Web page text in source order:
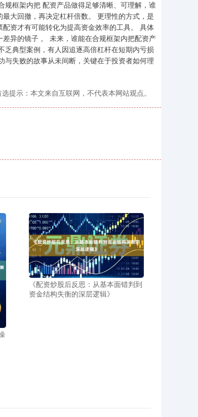
框架内把 配资产品做得足够清晰、可理解，谁
大回撤，再决定杠杆倍数。 更理性的方式，是
资才有可能转化为提高资金效率的工具。 具体
异的镜子 。 未来，谁能在合规框架内把配资产
典型案例，有人因追逐高倍杠杆在短期内亏损
失败的故事从未间断，关键在于投资者如何理
提示：本文来自互联网，不代表本网站观点。
《配资炒股后反思：从基本面错判到
资金结构失衡的深层逻辑》